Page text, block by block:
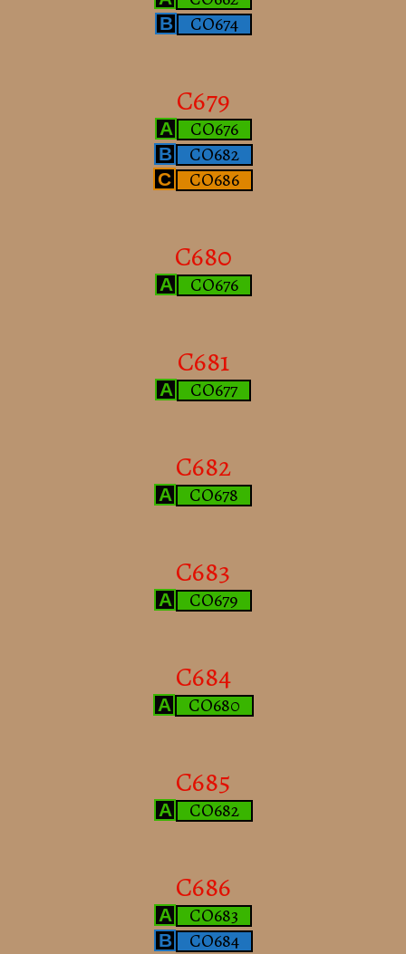
B CO674
C679
A CO676
B CO682
C CO686
C680
A CO676
C681
A CO677
C682
A CO678
C683
A CO679
C684
A CO680
C685
A CO682
C686
A CO683
B CO684